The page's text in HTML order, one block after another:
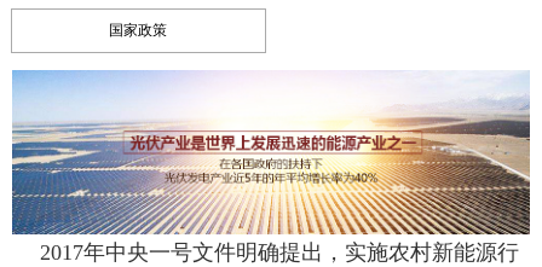
国家政策
2017年中央一号文件明确提出，实施农村新能源行